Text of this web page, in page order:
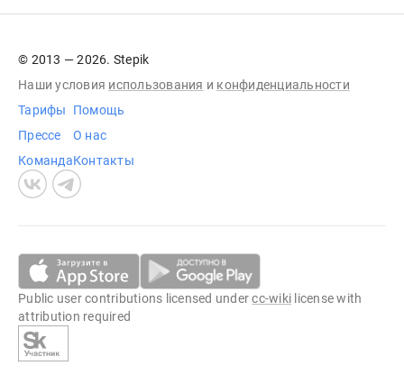
© 2013 — 2026. Stepik
Наши условия использования и конфиденциальности
Тарифы
Прессе
Команда
Помощь
О нас
Контакты
Public user contributions licensed undercc-wiki license with
attribution required